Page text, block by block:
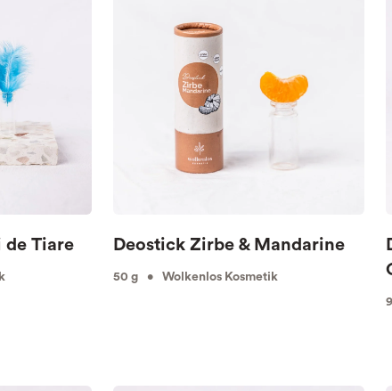
de Tiare Deostick Zirbe & Mandarine
50 g • Wolkenlos Kosmetik